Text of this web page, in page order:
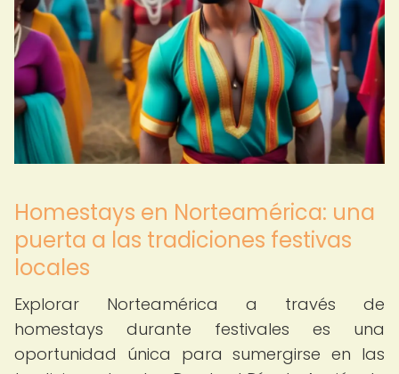
Homestays en Norteamérica: una
puerta a las tradiciones festivas
locales
Explorar Norteamérica a través de
homestays durante festivales es una
oportunidad única para sumergirse en las